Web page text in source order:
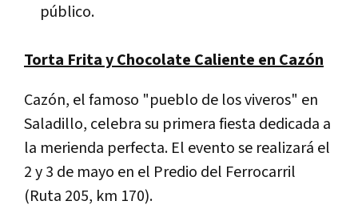
público.
Torta Frita y Chocolate Caliente en Cazón
Cazón, el famoso "pueblo de los viveros" en
Saladillo, celebra su primera fiesta dedicada a
la merienda perfecta. El evento se realizará el
2 y 3 de mayo en el Predio del Ferrocarril
(Ruta 205, km 170).